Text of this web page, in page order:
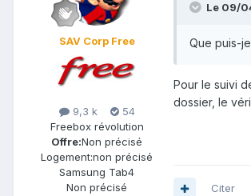
SAV Corp Free
9,3 k
54
Freebox révolution
Offre:Non précisé
Logement:non précisé
Samsung Tab4
Non précisé
Le 09/
Que puis-
Pour le suivi
dossier, le
Citer